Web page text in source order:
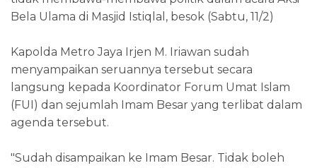
Bela Ulama di Masjid Istiqlal, besok (Sabtu, 11/2)
Kapolda Metro Jaya Irjen M. Iriawan sudah
menyampaikan seruannya tersebut secara
langsung kepada Koordinator Forum Umat Islam
(FUI) dan sejumlah Imam Besar yang terlibat dalam
agenda tersebut.
"Sudah disampaikan ke Imam Besar. Tidak boleh